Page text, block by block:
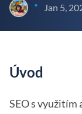
• Jan 5,
Úvod
SEO s